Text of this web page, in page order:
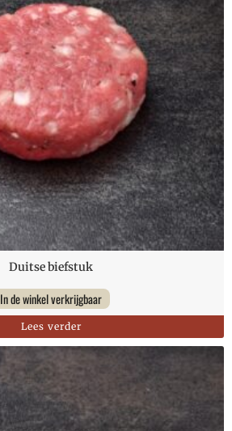
Duitse biefstuk
In de winkel verkrijgbaar
Lees verder